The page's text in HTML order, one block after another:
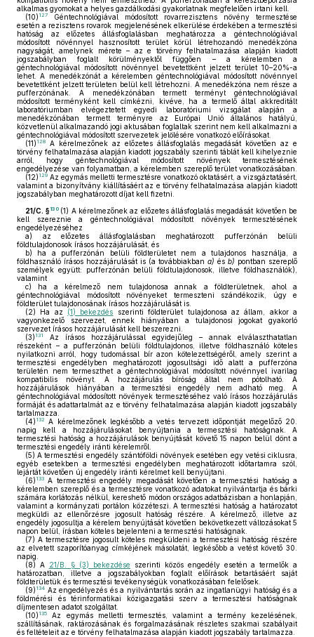
alkalmas gyomokat a helyes gazdálkodási gyakorlatnak megfelelően irtani kell.
(10) 127
Géntechnológiával módosított rovarrezisztens növény termesztése
esetén a rezisztens rovarok megjelenésének elkerülése érdekében a termesztési
hatóság az előzetes állásfoglalásban meghatározza a géntechnológiával
módosított növénnyel hasznosított terület körül létrehozandó menedékzóna
nagyságát, amelynek mérete – az e törvény felhatalmazása alapján kiadott
jogszabályban foglalt körülményektől függően – a kérelemben a
géntechnológiával módosított növénnyel bevetettként jelzett terület 10–20%-a
lehet. A menedékzónát a kérelemben géntechnológiával módosított növénnyel
bevetettként jelzett területen belül kell létrehozni. A menedékzóna nem része a
pufferzónának. A menedékzónában termett terményt géntechnológiával
módosított terményként kell címkézni, kivéve, ha a termelő által akkreditált
laboratóriumban elvégeztetett egyedi laboratóriumi vizsgálat alapján a
menedékzónában termett terményre az Európai Unió általános hatályú,
közvetlenül alkalmazandó jogi aktusában foglaltak szerint nem kell alkalmazni a
géntechnológiával módosított szervezetek jelölésére vonatkozó előírásokat.
(11) 128
A kérelmezőnek az előzetes állásfoglalás megadását követően az e
törvény felhatalmazása alapján kiadott jogszabály szerinti táblát kell kihelyeznie
arról, hogy géntechnológiával módosított növények termesztésének
engedélyezése van folyamatban, a kérelemben szereplő terület vonatkozásában.
(12) 129 Az egymás melletti termesztésre vonatkozó oktatásért, a vizsgáztatásért,
valamint a bizonyítvány kiállításáért az e törvény felhatalmazása alapján kiadott
jogszabályban meghatározott díjat kell fizetni.
21/C. §130 (1) A kérelmezőnek az előzetes állásfoglalás megadását követően be
kell szereznie a géntechnológiával módosított növények termesztésének
engedélyezéséhez
a) az előzetes állásfoglalásban meghatározott pufferzónán belüli
földtulajdonosok írásos hozzájárulását, és
b) ha a pufferzónán belüli földterületet nem a tulajdonos használja, a
földhasználó írásos hozzájárulását is (a továbbiakban a) és b) pontban szereplő
személyek együtt: pufferzónán belüli földtulajdonosok, illetve földhasználók),
valamint
c) ha a kérelmező nem tulajdonosa annak a földterületnek, ahol a
géntechnológiával módosított növényeket termeszteni szándékozik, úgy e
földterület tulajdonosának írásos hozzájárulását is.
(2) Ha az (1) bekezdés szerinti földterület tulajdonosa az állam, akkor a
vagyonkezelő szervezet, ennek hiányában a tulajdonosi jogokat gyakorló
szervezet írásos hozzájárulását kell beszerezni.
(3) 131
Az írásos hozzájárulással egyidejűleg – annak elválaszthatatlan
részeként – a pufferzónán belüli földtulajdonos, illetve földhasználó köteles
nyilatkozni arról, hogy tudomással bír azon kötelezettségéről, amely szerint a
termesztési engedélyben meghatározott jogosultsági idő alatt a pufferzóna
területén nem termeszthet a géntechnológiával módosított növénnyel ivarilag
kompatibilis növényt. A hozzájárulás bíróság által nem pótolható. A
hozzájárulások hiányában a termesztési engedély nem adható meg. A
géntechnológiával módosított növények termesztéséhez való írásos hozzájárulás
formáját és adattartalmát az e törvény felhatalmazása alapján kiadott jogszabály
tartalmazza.
(4) 132
A kérelmezőnek legkésőbb a vetés tervezett időpontját megelőző 20.
napig kell a hozzájárulásokat benyújtania a termesztési hatóságnak. A
termesztési hatóság a hozzájárulások benyújtását követő 15 napon belül dönt a
termesztési engedély iránti kérelemről.
(5) A termesztési engedély szántóföldi növények esetében egy vetési ciklusra,
egyéb esetekben a termesztési engedélyben meghatározott időtartamra szól,
lejártát követően új engedély iránti kérelmet kell benyújtani.
(6) 133 A termesztési engedély megadását követően a termesztési hatóság a
kérelemben szereplő és a termesztésre vonatkozó adatokat nyilvántartja és bárki
számára korlátozás nélkül, kereshető módon országos adatbázisban a honlapján,
valamint a kormányzati portálon közzéteszi. A termesztési hatóság a határozatot
megküldi az ellenőrzésre jogosult hatóság részére. A kérelmező, illetve az
engedély jogosultja a kérelem benyújtását követően bekövetkezett változásokat 5
napon belül, írásban köteles bejelenteni a termesztési hatóságnak.
(7) A termesztésre jogosult köteles megküldeni a termesztési hatóság részére
az elvetett szaporítóanyag címkéjének másolatát, legkésőbb a vetést követő 30.
napig.
(8) A 21/B. § (3) bekezdése szerinti közös engedély esetén a termelők a
határozatban, illetve a jogszabályokban foglalt előírások betartásáért saját
földterületük és termesztési tevékenységük vonatkozásában felelősek.
(9) 134 Az engedélyezés és a nyilvántartás során az ingatlanügyi hatóság és a
földmérési és térinformatikai közigazgatási szerv a termesztési hatóságnak
díjmentesen adatot szolgáltat.
(10) 135
Az egymás melletti termesztés, valamint a termény kezelésének,
szállításának, raktározásának és forgalmazásának részletes szakmai szabályait
és feltételeit az e törvény felhatalmazása alapján kiadott jogszabály tartalmazza.